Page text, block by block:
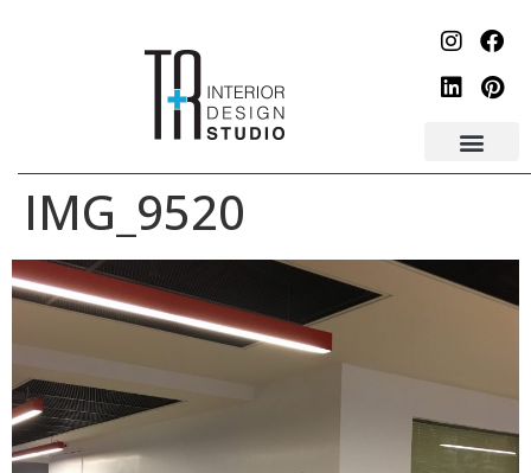
IMG_9520